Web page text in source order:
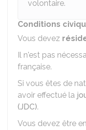
volontaire.
Conditions
Vous devez
Il n'est pas
française.
Si vous êtes de
avoir effectué la
(JDC).
Vous devez être